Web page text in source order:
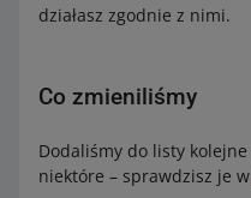
działasz zgodnie z nimi.
Co zmieniliśmy
Dodaliśmy do listy
niektóre – sprawdzisz je w